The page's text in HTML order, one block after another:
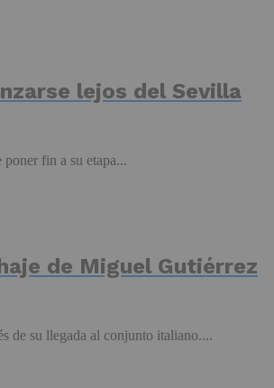
lejos del Sevilla
fin a su etapa...
de Miguel Gutiérrez
de su llegada al conjunto italiano....